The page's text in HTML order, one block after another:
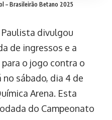
– Brasileirão Betano 2025
divulgou
de ingressos e a
o jogo contra o
sábado, dia 4 de
Arena. Esta
do Campeonato